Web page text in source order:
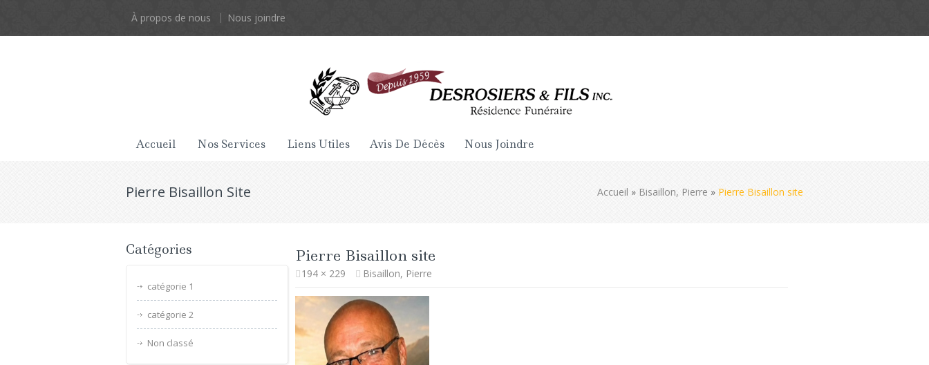
À propos de nous Nous joindre
Accueil Nos Services Liens Utiles Avis De Décès Nous Joindre
Pierre Bisaillon Site Accueil » Bisaillon, Pierre » Pierre Bisaillon site
Pierre Bisaillon site
194 × 229 Bisaillon, Pierre
Catégories
catégorie 1
catégorie 2
Non classé